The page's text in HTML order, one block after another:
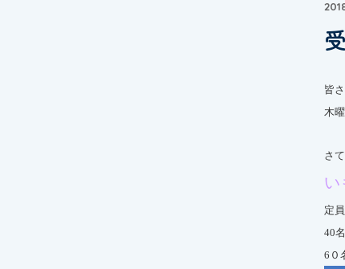
皆
木
さ
い
定
40
6０